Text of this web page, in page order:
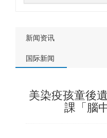
新闻资讯
国际新闻
美染疫孩童後
課「腦